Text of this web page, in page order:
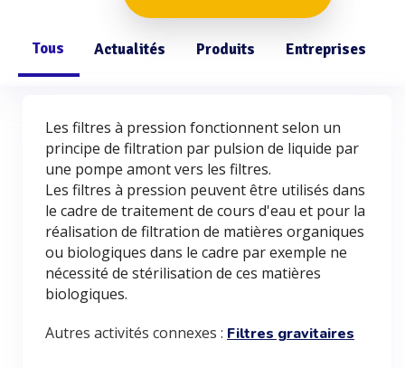
Tous Actualités Produits Entreprises
Les filtres à pression fonctionnent selon un
principe de filtration par pulsion de liquide par
une pompe amont vers les filtres.
Les filtres à pression peuvent être utilisés dans
le cadre de traitement de cours d'eau et pour la
réalisation de filtration de matières organiques
ou biologiques dans le cadre par exemple ne
nécessité de stérilisation de ces matières
biologiques.
Autres activités connexes : Filtres gravitaires